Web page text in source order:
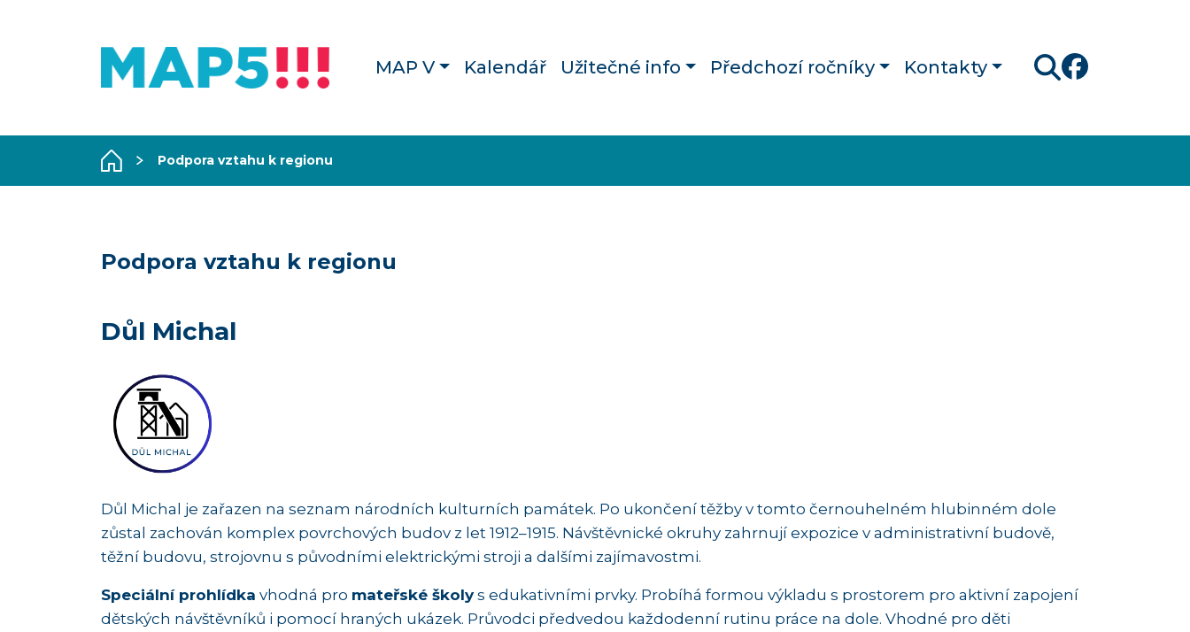
MAP V Kalendář Užitečné info Předchozí ročníky
Kontakty
Podpora vztahu k regionu
Podpora vztahu k regionu
Důl Michal
Důl Michal je zařazen na seznam národních kulturních památek. Po ukončení těžby v tomto černouhelném hlubinném dole
zůstal zachován komplex povrchových budov z let 1912–1915. Návštěvnické okruhy zahrnují expozice v administrativní budově,
těžní budovu, strojovnu s původními elektrickými stroji a dalšími zajímavostmi.
Speciální prohlídka vhodná pro mateřské školys edukativními prvky. Probíhá formou výkladu s prostorem pro aktivní zapojení
dětských návštěvníků i pomocí hraných ukázek. Průvodci předvedou každodenní rutinu práce na dole. Vhodné pro děti